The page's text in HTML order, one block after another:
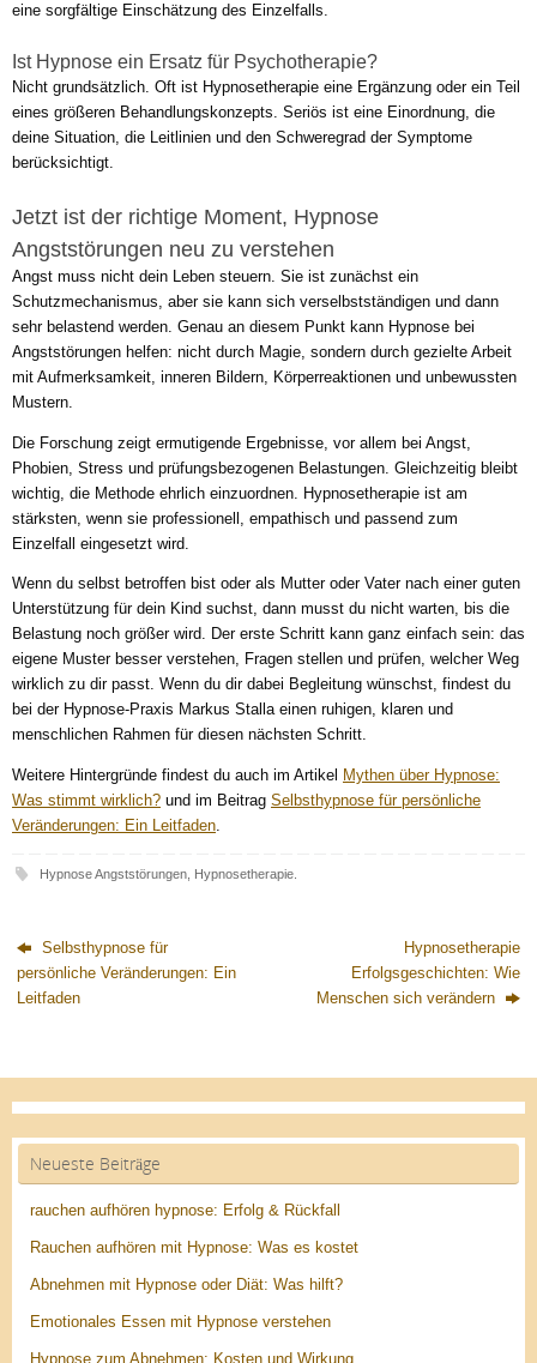
eine sorgfältige Einschätzung des Einzelfalls.
Ist Hypnose ein Ersatz für Psychotherapie?
Nicht grundsätzlich. Oft ist Hypnosetherapie eine Ergänzung oder ein Teil
eines größeren Behandlungskonzepts. Seriös ist eine Einordnung, die
deine Situation, die Leitlinien und den Schweregrad der Symptome
berücksichtigt.
Jetzt ist der richtige Moment, Hypnose
Angststörungen neu zu verstehen
Angst muss nicht dein Leben steuern. Sie ist zunächst ein
Schutzmechanismus, aber sie kann sich verselbstständigen und dann
sehr belastend werden. Genau an diesem Punkt kann Hypnose bei
Angststörungen helfen: nicht durch Magie, sondern durch gezielte Arbeit
mit Aufmerksamkeit, inneren Bildern, Körperreaktionen und unbewussten
Mustern.
Die Forschung zeigt ermutigende Ergebnisse, vor allem bei Angst,
Phobien, Stress und prüfungsbezogenen Belastungen. Gleichzeitig bleibt
wichtig, die Methode ehrlich einzuordnen. Hypnosetherapie ist am
stärksten, wenn sie professionell, empathisch und passend zum
Einzelfall eingesetzt wird.
Wenn du selbst betroffen bist oder als Mutter oder Vater nach einer guten
Unterstützung für dein Kind suchst, dann musst du nicht warten, bis die
Belastung noch größer wird. Der erste Schritt kann ganz einfach sein: das
eigene Muster besser verstehen, Fragen stellen und prüfen, welcher Weg
wirklich zu dir passt. Wenn du dir dabei Begleitung wünschst, findest du
bei der Hypnose-Praxis Markus Stalla einen ruhigen, klaren und
menschlichen Rahmen für diesen nächsten Schritt.
Weitere Hintergründe findest du auch im Artikel
Mythen über Hypnose:
Was stimmt wirklich? und im Beitrag Selbsthypnose für persönliche
Veränderungen: Ein Leitfaden.
Hypnose Angststörungen, Hypnosetherapie.
Selbsthypnose für
persönliche Veränderungen: Ein
Leitfaden
Hypnosetherapie
Erfolgsgeschichten: Wie
Menschen sich verändern
Neueste Beiträge
rauchen aufhören hypnose: Erfolg & Rückfall
Rauchen aufhören mit Hypnose: Was es kostet
Abnehmen mit Hypnose oder Diät: Was hilft?
Emotionales Essen mit Hypnose verstehen
Hypnose zum Abnehmen: Kosten und Wirkung